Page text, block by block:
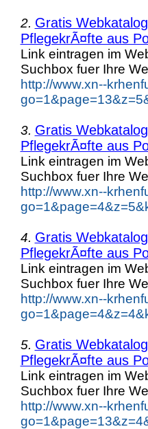
2. Gratis
PflegekrÃ¤fte aus
Link eintragen im
Suchbox fuer Ihre
http://www.xn--
3. Gratis
PflegekrÃ¤fte aus
Link eintragen im
Suchbox fuer Ihre
http://www.xn--
4. Gratis
PflegekrÃ¤fte aus
Link eintragen im
Suchbox fuer Ihre
http://www.xn--
5. Gratis
PflegekrÃ¤fte aus
Link eintragen im
Suchbox fuer Ihre
http://www.xn--